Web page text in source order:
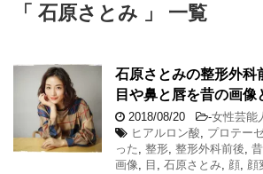
「 石原さとみ 」 一覧
石原さとみの整形外科
目や鼻と唇を昔の画像
2018/08/20 -女性芸能
ヒアルロン酸
プロテー
った 整形 整形外科前後 昔
画像
目 石原さとみ 顔 顔